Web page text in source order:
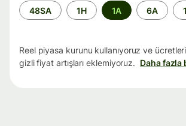
Zaman
aralığı
48SA 1H 1A 6A
Reel piyasa kurunu kullanıyoruz ve
gizli fiyat artışları eklemiyoruz. Daha fazla